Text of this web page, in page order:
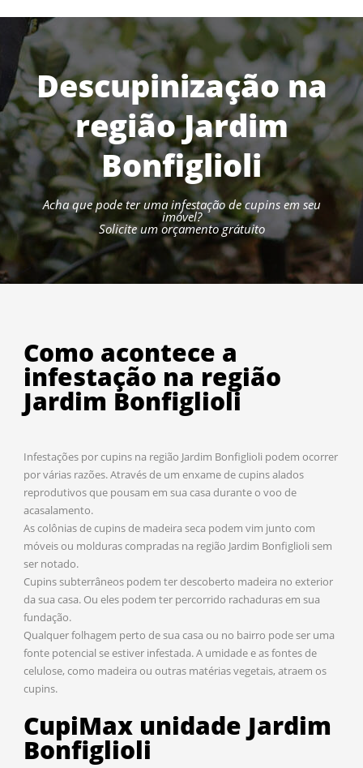
Descupinização na
região Jardim
Bonfiglioli
Acha que pode ter uma infestação de cupins em seu
imóvel?
Solicite um orçamento grátuito
Como acontece a
infestação na região
Jardim Bonfiglioli
Infestações por cupins na região Jardim Bonfiglioli podem ocorrer
por várias razões. Através de um enxame de cupins alados
reprodutivos que pousam em sua casa durante o voo de
acasalamento.
As colônias de cupins de madeira seca podem vim junto com
móveis ou molduras compradas na região Jardim Bonfiglioli sem
ser notado.
Cupins subterrâneos podem ter descoberto madeira no exterior
da sua casa. Ou eles podem ter percorrido rachaduras em sua
fundação.
Qualquer folhagem perto de sua casa ou no bairro pode ser uma
fonte potencial se estiver infestada. A umidade e as fontes de
celulose, como madeira ou outras matérias vegetais, atraem os
cupins.
CupiMax unidade Jardim
Bonfiglioli